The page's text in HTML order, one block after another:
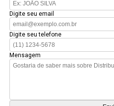
Digite seu email
Digite seu telefone
Mensagem